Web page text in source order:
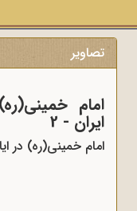
تصاویر
امام
ایران - 2
امام خمینی(ره) در